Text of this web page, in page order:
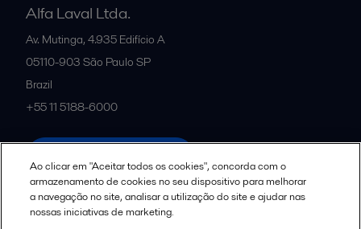
Alfa Laval Ltda.
Av. Mutinga, 4.935 Edifício A
05110-903 São Paulo SP
Brazil
+55 11 5188-6000
Ao clicar em "Aceitar todos os cookies", concorda com o
armazenamento de cookies no seu dispositivo para melhorar
a navegação no site, analisar a utilização do site e ajudar nas
nossas iniciativas de marketing.